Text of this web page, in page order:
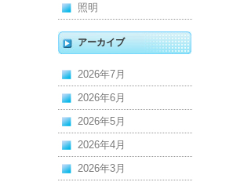
照明
アーカイブ
2026年7月
2026年6月
2026年5月
2026年4月
2026年3月